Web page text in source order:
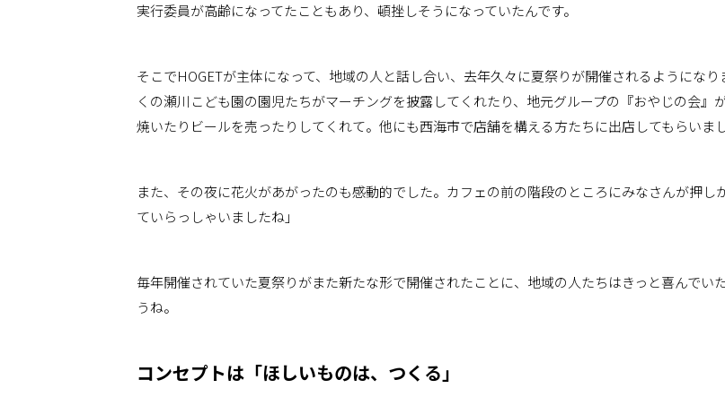
実行委員が高齢になってたこともあり、頓挫しそうになっていたんです。
そこでHOGETが主体になって、地域の人と話し合い、去年久々に夏祭りが開催されるようになり
くの瀬川こども園の園児たちがマーチングを披露してくれたり、地元グループの『おやじの会』
焼いたりビールを売ったりしてくれて。他にも西海市で店舗を構える方たちに出店してもらいまし
また、その夜に花火があがったのも感動的でした。カフェの前の階段のところにみなさんが押し
ていらっしゃいましたね」
毎年開催されていた夏祭りがまた新たな形で開催されたことに、地域の人たちはきっと喜んでい
うね。
コンセプトは「ほしいものは、つくる」